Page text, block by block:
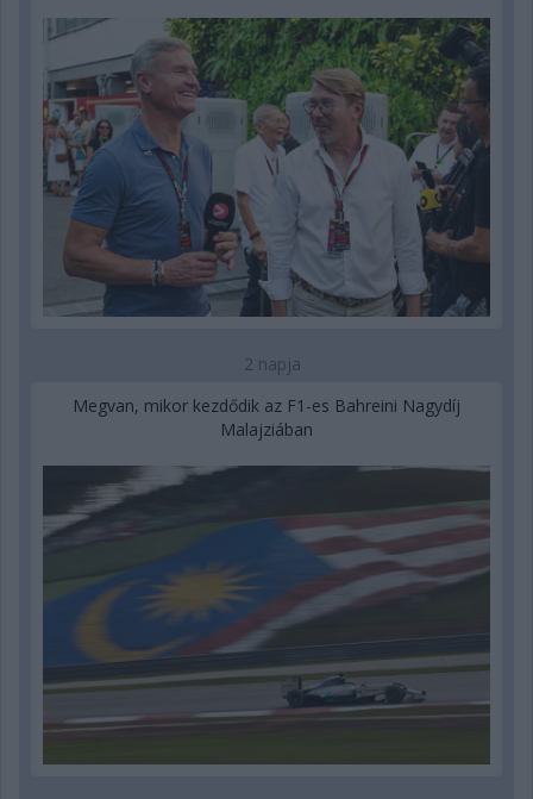
2 napja
Megvan, mikor kezdődik az F1-es Bahreini Nagydíj
Malajziában